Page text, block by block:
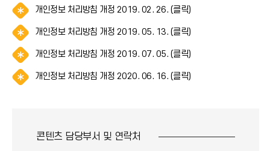
이
)
아
이
)
(
아
이
)
개인정보 처리방침 개정 2019. 02. 26. (클릭)알
(
아
이
개인정보 처리방침 개정 2019. 05. 13. (클릭)알
(
아
개인정보 처리방침 개정 2019. 07. 05. (클릭)알
(
개인정보 처리방침 개정 2020. 06. 16. (클릭)알
이
콘텐츠 담당부서 및 연락처